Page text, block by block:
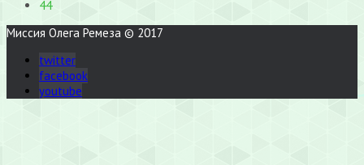
44
Миссия Олега Ремеза © 2017
twitter
facebook
youtube